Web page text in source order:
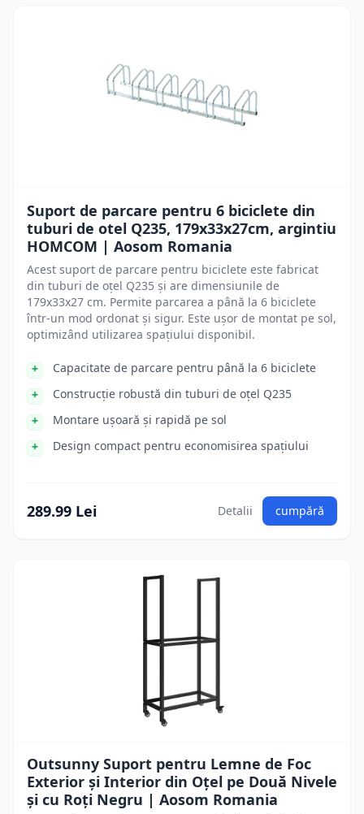
Suport de parcare pentru 6 biciclete din
tuburi de otel Q235, 179x33x27cm, argintiu
HOMCOM | Aosom Romania
Acest suport de parcare pentru biciclete este fabricat
din tuburi de oțel Q235 și are dimensiunile de
179x33x27 cm. Permite parcarea a până la 6 biciclete
într-un mod ordonat și sigur. Este ușor de montat pe sol,
optimizând utilizarea spațiului disponibil.
Capacitate de parcare pentru până la 6 biciclete
Construcție robustă din tuburi de oțel Q235
Montare ușoară și rapidă pe sol
Design compact pentru economisirea spațiului
289.99 Lei Detalii cumpără
Outsunny Suport pentru Lemne de Foc
Exterior și Interior din Oțel pe Două Nivele
și cu Roți Negru | Aosom Romania